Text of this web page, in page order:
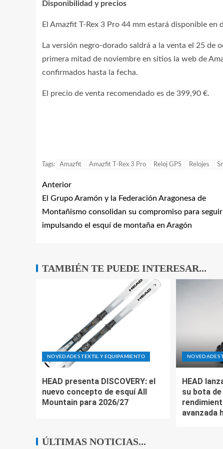
Disponibilidad y precios
El Amazfit T-Rex 3 Pro 44 mm estará disponible
La versión negro-dorado saldrá a la venta el 25
primera mitad de noviembre en sitios la web de
confirmados hasta la fecha.
El precio de venta recomendado es de 399,90 €.
Tags: Amazfit Amazfit T-Rex 3 Pro Reloj GPS Relojes
Anterior
El Grupo Aramón y la Federación Aragonesa de
Montañismo consolidan su compromiso para seguir
impulsando el esquí de montaña en Aragón
TAMBIÉN TE PUEDE INTERESAR...
NOVEDADES TEXTIL Y EQUIPAMIENTO
HEAD presenta DISCOVERY: el
nuevo concepto de esquí All
Mountain para 2026/27
NOVEDADES
HEAD
su bota
avanzada
ÚLTIMAS NOTICIAS...